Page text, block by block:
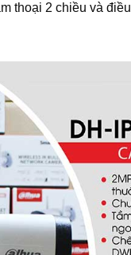
thoại 2 chiều và